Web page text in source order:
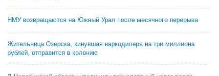
НМУ возвращаются на Южный Урал после месячного перерыва
Жительница Озерска, кинувшая наркодилера на три миллиона
рублей, отправится в колонию